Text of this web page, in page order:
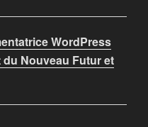
WordPress
du Nouveau Futur et